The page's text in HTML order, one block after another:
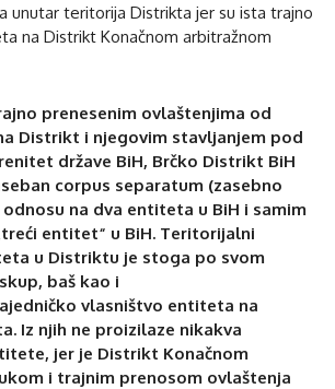
unutar teritorija Distrikta jer su ista trajno
na Distrikt Konačnom arbitražnom
prenesenim ovlaštenjima od
Distrikt i njegovim stavljanjem pod
države BiH, Brčko Distrikt BiH
corpus separatum (zasebno
na dva entiteta u BiH i samim
entitet“ u BiH. Teritorijalni
u Distriktu je stoga po svom
baš kao i
vlasništvo entiteta na
Iz njih ne proizilaze nikakva
jer je Distrikt Konačnom
i trajnim prenosom ovlaštenja